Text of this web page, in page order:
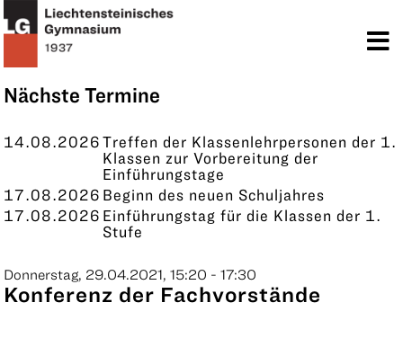
Nächste Termine
14.08.2026Treffen der Klassenlehrpersonen der 1.
Klassen zur Vorbereitung der
Einführungstage
17.08.2026 Beginn des neuen Schuljahres
17.08.2026 Einführungstag für die Klassen der 1.
Stufe
KONTAKT
Donnerstag, 29.04.2021, 15:20 - 17:30
Konferenz der Fachvorstände